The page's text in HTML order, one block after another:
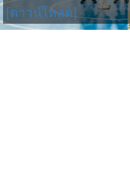
[ดาวน์โหลด]